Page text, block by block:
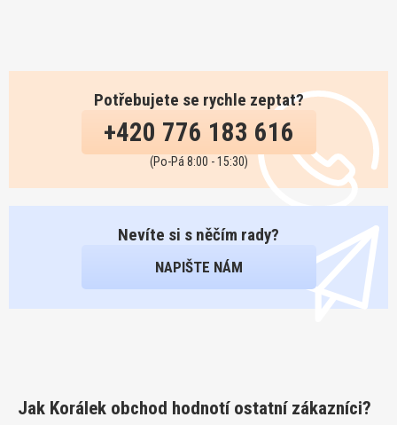
Potřebujete se rychle zeptat?
+420 776 183 616
(Po-Pá 8:00 - 15:30)
Nevíte si s něčím rady?
NAPIŠTE NÁM
Jak Korálek obchod hodnotí ostatní zákazníci?